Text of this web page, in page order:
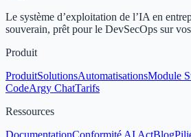
Le système d’exploitation de l’IA en
souverain, prêt pour le DevSecOps sur
Produit
ProduitSolutionsAutomatisationsModule
CodeArgy ChatTarifs
Ressources
DocumentationConformité AI ActBlog